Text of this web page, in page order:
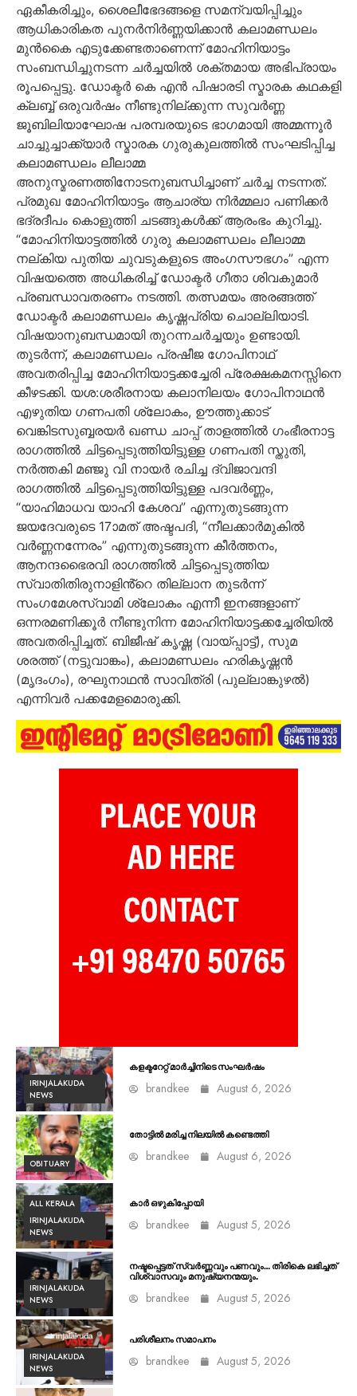
ഏകീകരിച്ചും, ശൈലീഭേദങ്ങളെ സമന്വയിപ്പിച്ചും
ആധികാരികത പുനർനിർണ്ണയിക്കാൻ കലാമണ്ഡലം
മുൻകൈ എടുക്കേണ്ടതാണെന്ന് മോഹിനിയാട്ടം
സംബന്ധിച്ചുനടന്ന ചർച്ചയിൽ ശക്തമായ അഭിപ്രായം
രൂപപ്പെട്ടു. ഡോക്ടർ കെ എൻ പിഷാരടി സ്മാരക കഥകളി
ക്ലബ്ബ് ഒരുവർഷം നീണ്ടുനില്ക്കുന്ന സുവർണ്ണ
ജൂബിലിയാഘോഷ പരമ്പരയുടെ ഭാഗമായി അമ്മന്നൂർ
ചാച്ചുച്ചാക്ക്യാർ സ്മാരക ഗുരുകുലത്തിൽ സംഘടിപ്പിച്ച
കലാമണ്ഡലം ലീലാമ്മ
അനുസ്മരണത്തിനോടനുബന്ധിച്ചാണ് ചർച്ച നടന്നത്.
പ്രമുഖ മോഹിനിയാട്ടം ആചാര്യ നിർമ്മലാ പണിക്കർ
ഭദ്രദീപം കൊളുത്തി ചടങ്ങുകൾക്ക് ആരംഭം കുറിച്ചു.
“മോഹിനിയാട്ടത്തിൽ ഗുരു കലാമണ്ഡലം ലീലാമ്മ
നല്കിയ പുതിയ ചുവടുകളുടെ അംഗസൗഭഗം” എന്ന
വിഷയത്തെ അധികരിച്ച് ഡോക്ടർ ഗീതാ ശിവകുമാർ
പ്രബന്ധാവതരണം നടത്തി. തത്സമയം അരങ്ങത്ത്
ഡോക്ടർ കലാമണ്ഡലം കൃഷ്ണപ്രിയ ചൊല്ലിയാടി.
വിഷയാനുബന്ധമായി തുറന്നചർച്ചയും ഉണ്ടായി.
തുടർന്ന്, കലാമണ്ഡലം പ്രഷീജ ഗോപിനാഥ്
അവതരിപ്പിച്ച മോഹിനിയാട്ടക്കച്ചേരി പ്രേക്ഷകമനസ്സിനെ
കീഴടക്കി. യശ:ശരീരനായ കലാനിലയം ഗോപിനാഥൻ
എഴുതിയ ഗണപതി ശ്ലോകം, ഊത്തുക്കാട്
വെങ്കിടസുബ്ബരയർ ഖണ്ഡ ചാപ്പ് താളത്തിൽ ഗംഭീരനാട്ട
രാഗത്തിൽ ചിട്ടപ്പെടുത്തിയിട്ടുള്ള ഗണപതി സ്തുതി,
നർത്തകി മഞ്ജു വി നായർ രചിച്ച ദ്വിജാവന്ദി
രാഗത്തിൽ ചിട്ടപ്പെടുത്തിയിട്ടുള്ള പദവർണ്ണം,
“യാഹിമാധവ യാഹി കേശവ” എന്നുതുടങ്ങുന്ന
ജയദേവരുടെ 17ാമത് അഷ്ടപദി, “നീലക്കാർമുകിൽ
വർണ്ണനന്നേരം” എന്നുതുടങ്ങുന്ന കീർത്തനം,
ആനന്ദഭൈരവി രാഗത്തിൽ ചിട്ടപ്പെടുത്തിയ
സ്വാതിതിരുനാളിൻ്റെ തില്ലാന തുടർന്ന്
സംഗമേശസ്വാമി ശ്ലോകം എന്നീ ഇനങ്ങളാണ്
ഒന്നരമണിക്കൂർ നീണ്ടുനിന്ന മോഹിനിയാട്ടക്കച്ചേരിയിൽ
അവതരിപ്പിച്ചത്. ബിജീഷ് കൃഷ്ണ (വായ്പ്പാട്ട്), സുമ
ശരത്ത് (നട്ടുവാങ്കം), കലാമണ്ഡലം ഹരികൃഷ്ണൻ
(മൃദംഗം), രഘുനാഥൻ സാവിത്രി (പുല്ലാങ്കുഴൽ)
എന്നിവർ പക്കമേളമൊരുക്കി.
IRINJALAKUDA
NEWS
കളക്ടറേറ്റ് മാർച്ചിനിടെ സംഘർഷം
brandkee August 6, 2026
OBITUARY
തോട്ടിൽ മരിച്ച നിലയിൽ കണ്ടെത്തി
brandkee August 6, 2026
ALL KERALA
IRINJALAKUDA
NEWS
കാർ ഒഴുകിപ്പോയി
brandkee August 5, 2026
IRINJALAKUDA
NEWS
നഷ്ടപ്പെട്ടത് സ്വർണ്ണവും പണവും… തിരികെ ലഭിച്ചത്
വിശ്വാസവും മനുഷ്യനന്മയും.
brandkee August 5, 2026
IRINJALAKUDA
NEWS
പരിശീലനം സമാപനം
brandkee August 5, 2026